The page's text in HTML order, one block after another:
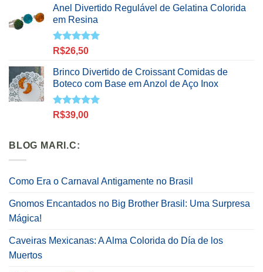
Anel Divertido Regulável de Gelatina Colorida
em Resina
Avaliação
R$26,50
Brinco Divertido de Croissant Comidas de
Boteco com Base em Anzol de Aço Inox
Avaliação
R$39,00
BLOG MARI.C:
Como Era o Carnaval Antigamente no Brasil
Gnomos Encantados no Big Brother Brasil: Uma Surpresa
Mágica!
Caveiras Mexicanas: A Alma Colorida do Día de los
Muertos